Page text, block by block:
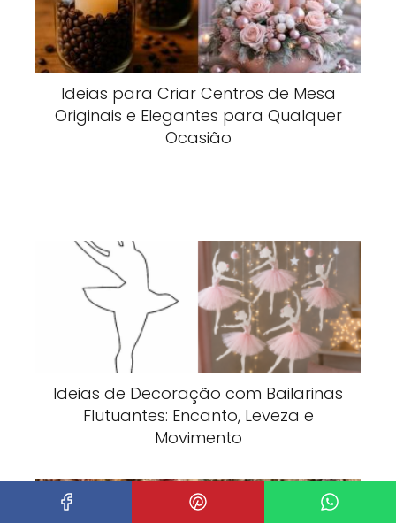
Ideias para Criar Centros de Mesa
Originais e Elegantes para Qualquer
Ocasião
Ideias de Decoração com Bailarinas
Flutuantes: Encanto, Leveza e
Movimento